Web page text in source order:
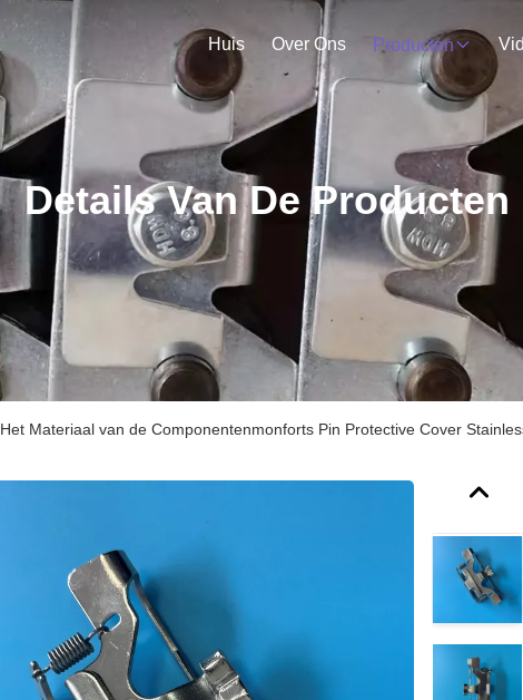
Huis Over Ons Producten
Details Van De Producten
Het Materiaal van de Componentenmonforts Pin Protective Cover